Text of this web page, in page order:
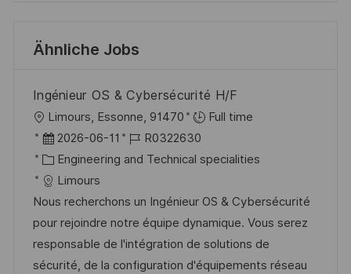
Ähnliche Jobs
Ingénieur OS & Cybersécurité H/F
O
r
t
Limours, Essonne, 91470
Full time
D
a
t
u
m
d
e
2026-06-11
J
o
-
I
D
R0322630
K
a
t
e
g
o
Engineering and Technical specialities
Limours
Nous recherchons un Ingénieur OS & Cybersécurité
pour rejoindre notre équipe dynamique. Vous serez
responsable de l'intégration de solutions de
sécurité, de la configuration d'équipements réseau